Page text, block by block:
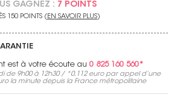
GAGNEZ : 7 POINTS
150 POINTS ( EN SAVOIR PLUS)
est à votre écoute au 0 825 160 560*
de 9h00 à 12h30 / *0,112 europar appel d’une
la minute depuis la France métropolitaine